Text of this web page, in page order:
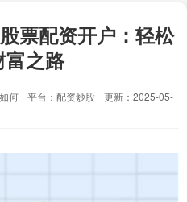
票配资开户：轻松
富之路
何 平台：配资炒股
更新：2025-05-